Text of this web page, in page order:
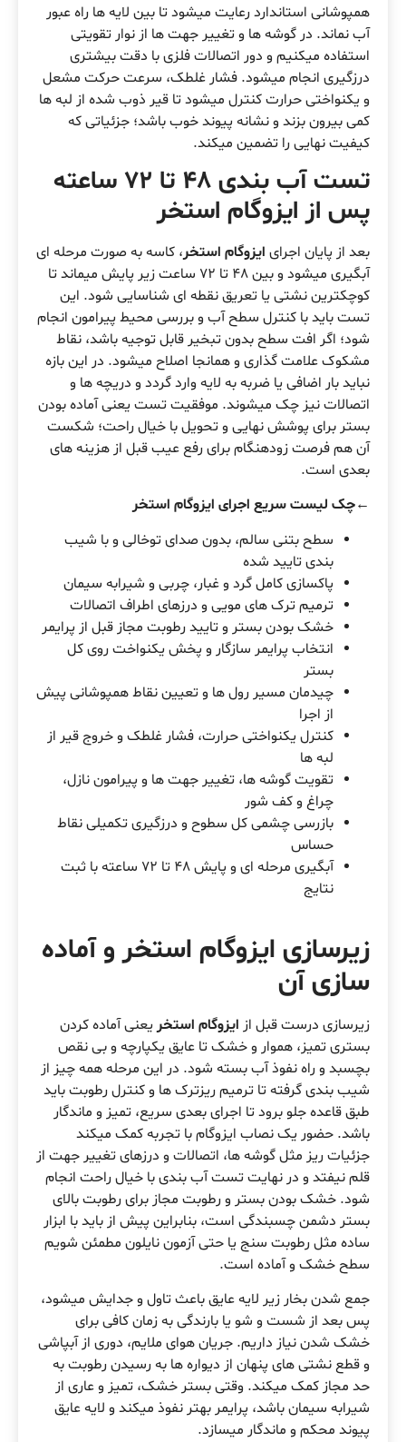
همپوشانی استاندارد رعایت میشود تا بین لایه ها راه عبور
آب نماند. در گوشه ها و تغییر جهت ها از نوار تقویتی
استفاده میکنیم و دور اتصالات فلزی با دقت بیشتری
درزگیری انجام میشود. فشار غلطک، سرعت حرکت مشعل
و یکنواختی حرارت کنترل میشود تا قیر ذوب شده از لبه ها
کمی بیرون بزند و نشانه پیوند خوب باشد؛ جزئیاتی که
کیفیت نهایی را تضمین میکند.
تست آب بندی 48 تا 72 ساعته
پس از ایزوگام استخر
بعد از پایان اجرای ایزوگام استخر، کاسه به صورت مرحله ای
آبگیری میشود و بین 48 تا 72 ساعت زیر پایش میماند تا
کوچکترین نشتی یا تعریق نقطه ای شناسایی شود. این
تست باید با کنترل سطح آب و بررسی محیط پیرامون انجام
شود؛ اگر افت سطح بدون تبخیر قابل توجیه باشد، نقاط
مشکوک علامت گذاری و همانجا اصلاح میشود. در این بازه
نباید بار اضافی یا ضربه به لایه وارد گردد و دریچه ها و
اتصالات نیز چک میشوند. موفقیت تست یعنی آماده بودن
بستر برای پوشش نهایی و تحویل با خیال راحت؛ شکست
آن هم فرصت زودهنگام برای رفع عیب قبل از هزینه های
بعدی است.
←چک لیست سریع اجرای ایزوگام استخر
سطح بتنی سالم، بدون صدای توخالی و با شیب
بندی تایید شده
پاکسازی کامل گرد و غبار، چربی و شیرابه سیمان
ترمیم ترک های مویی و درزهای اطراف اتصالات
خشک بودن بستر و تایید رطوبت مجاز قبل از پرایمر
انتخاب پرایمر سازگار و پخش یکنواخت روی کل
بستر
چیدمان مسیر رول ها و تعیین نقاط همپوشانی پیش
از اجرا
کنترل یکنواختی حرارت، فشار غلطک و خروج قیر از
لبه ها
تقویت گوشه ها، تغییر جهت ها و پیرامون نازل،
چراغ و کف شور
بازرسی چشمی کل سطوح و درزگیری تکمیلی نقاط
حساس
آبگیری مرحله ای و پایش 48 تا 72 ساعته با ثبت
نتایج
زیرسازی ایزوگام استخر و آماده
سازی آن
زیرسازی درست قبل از ایزوگام استخر یعنی آماده کردن
بستری تمیز، هموار و خشک تا عایق یکپارچه و بی نقص
بچسبد و راه نفوذ آب بسته شود. در این مرحله همه چیز از
شیب بندی گرفته تا ترمیم ریزترک ها و کنترل رطوبت باید
طبق قاعده جلو برود تا اجرای بعدی سریع، تمیز و ماندگار
باشد. حضور یک نصاب ایزوگام با تجربه کمک میکند
جزئیات ریز مثل گوشه ها، اتصالات و درزهای تغییر جهت از
قلم نیفتد و در نهایت تست آب بندی با خیال راحت انجام
شود. خشک بودن بستر و رطوبت مجاز برای رطوبت بالای
بستر دشمن چسبندگی است، بنابراین پیش از باید با ابزار
ساده مثل رطوبت سنج یا حتی آزمون نایلون مطمئن شویم
سطح خشک و آماده است.
جمع شدن بخار زیر لایه عایق باعث تاول و جدایش میشود،
پس بعد از شست و شو یا بارندگی به زمان کافی برای
خشک شدن نیاز داریم. جریان هوای ملایم، دوری از آبپاشی
و قطع نشتی های پنهان از دیواره ها به رسیدن رطوبت به
حد مجاز کمک میکند. وقتی بستر خشک، تمیز و عاری از
شیرابه سیمان باشد، پرایمر بهتر نفوذ میکند و لایه عایق
پیوند محکم و ماندگار میسازد.